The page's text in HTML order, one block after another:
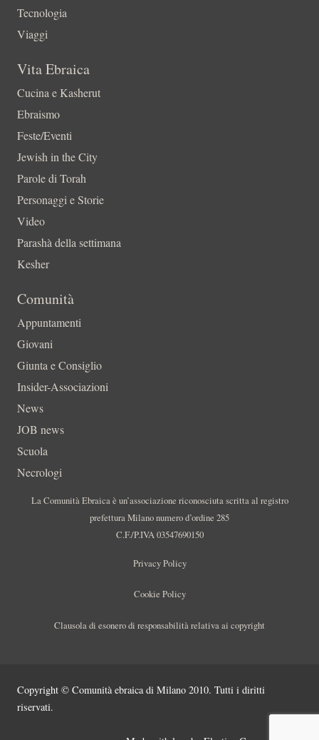
Tecnologia
Viaggi
Vita Ebraica
Cucina e Kasherut
Ebraismo
Feste/Eventi
Jewish in the City
Parole di Torah
Personaggi e Storie
Video
Parashà della settimana
Kesher
Comunità
Appuntamenti
Giovani
Giunta e Consiglio
Insider-Associazioni
News
JOB news
Scuola
Necrologi
La Comunità Ebraica è un’associazione riconosciuta scritta al registro
prefettura Milano numero d’ordine 285
C.F./P.IVA 03547690150
Privacy Policy
Cookie Policy
Clausola di esonero di responsabilità relativa ai copyright
Copyright © Comunità ebraica di Milano 2010. Tutti i diritti
riservati.